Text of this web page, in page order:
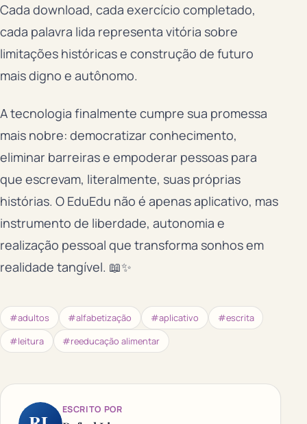
Cada download, cada exercício completado,
cada palavra lida representa vitória sobre
limitações históricas e construção de futuro
mais digno e autônomo.
A tecnologia finalmente cumpre sua promessa
mais nobre: democratizar conhecimento,
eliminar barreiras e empoderar pessoas para
que escrevam, literalmente, suas próprias
histórias. O EduEdu não é apenas aplicativo, mas
instrumento de liberdade, autonomia e
realização pessoal que transforma sonhos em
realidade tangível. 📖✨
#adultos #alfabetização #aplicativo
#escrita
#leitura
#reeducação alimentar
ESCRITO POR